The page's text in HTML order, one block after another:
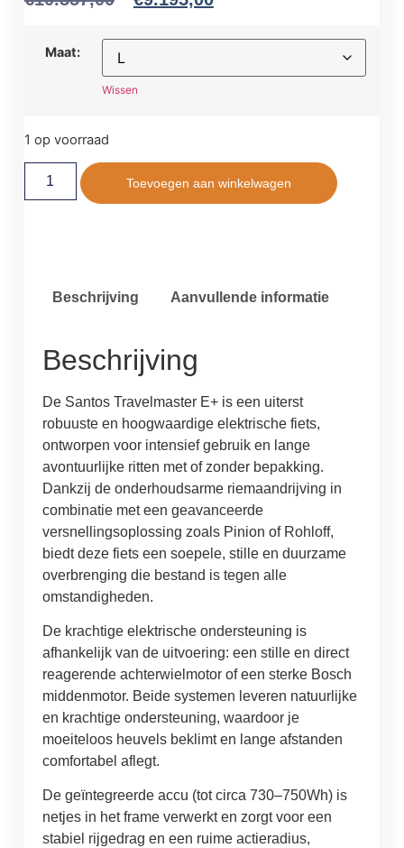
Maat:
Wissen
1 op voorraad
Toevoegen aan winkelwagen
Beschrijving Aanvullende informatie
Beschrijving
De Santos Travelmaster E+ is een uiterst
robuuste en hoogwaardige elektrische fiets,
ontworpen voor intensief gebruik en lange
avontuurlijke ritten met of zonder bepakking.
Dankzij de onderhoudsarme riemaandrijving in
combinatie met een geavanceerde
versnellingsoplossing zoals Pinion of Rohloff,
biedt deze fiets een soepele, stille en duurzame
overbrenging die bestand is tegen alle
omstandigheden.
De krachtige elektrische ondersteuning is
afhankelijk van de uitvoering: een stille en direct
reagerende achterwielmotor of een sterke Bosch
middenmotor. Beide systemen leveren natuurlijke
en krachtige ondersteuning, waardoor je
moeiteloos heuvels beklimt en lange afstanden
comfortabel aflegt.
De geïntegreerde accu (tot circa 730–750Wh) is
netjes in het frame verwerkt en zorgt voor een
stabiel rijgedrag en een ruime actieradius,